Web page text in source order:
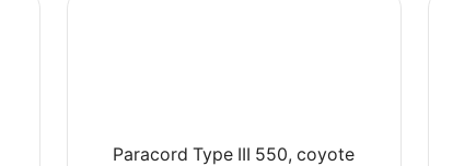
Paracord Type III 550, coyote